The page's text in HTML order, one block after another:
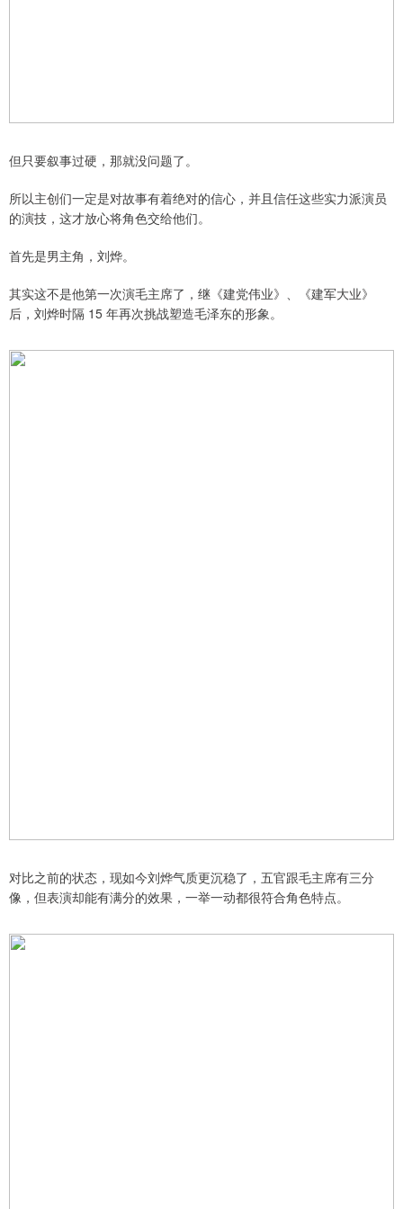
但只要叙事过硬，那就没问题了。
所以主创们一定是对故事有着绝对的信心，并且信任这些实力派演员
的演技，这才放心将角色交给他们。
首先是男主角，刘烨。
其实这不是他第一次演毛主席了，继《建党伟业》、《建军大业》
后，刘烨时隔 15 年再次挑战塑造毛泽东的形象。
对比之前的状态，现如今刘烨气质更沉稳了，五官跟毛主席有三分
像，但表演却能有满分的效果，一举一动都很符合角色特点。